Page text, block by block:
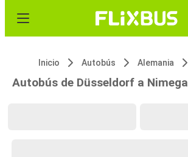
Inicio Autobús Alemania
Autobús de Düsseldorf a Nimega